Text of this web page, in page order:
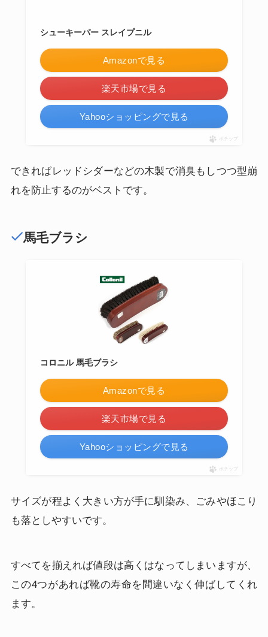
シューキーパー スレイプニル
Amazonで見る
楽天市場で見る
Yahooショッピングで見る
ポチップ
できればレッドシダーなどの木製で消臭もしつつ型崩
れを防止するのがベストです。
馬毛ブラシ
コロニル 馬毛ブラシ
Amazonで見る
楽天市場で見る
Yahooショッピングで見る
ポチップ
サイズが程よく大きい方が手に馴染み、ごみやほこり
も落としやすいです。
すべてを揃えれば値段は高くはなってしまいますが、
この4つがあれば靴の寿命を間違いなく伸ばしてくれ
ます。